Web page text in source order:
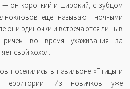
он короткий и широкий, с зубцом
еще называют ночными
они одиночки и встречаются лишь в
во время ухаживания за
свой хохол.
поселились в павильоне «Птицы и
Из новичков уже